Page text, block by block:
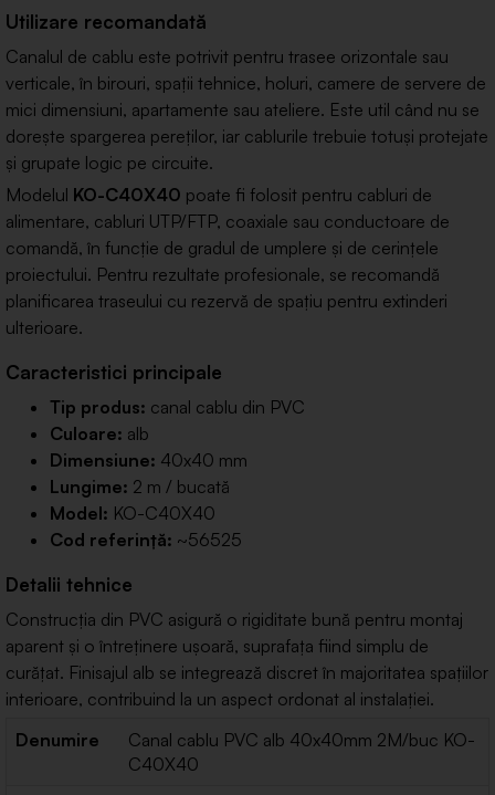
Utilizare recomandată
Canalul de cablu este potrivit pentru trasee orizontale sau
verticale, în birouri, spații tehnice, holuri, camere de servere de
mici dimensiuni, apartamente sau ateliere. Este util când nu se
dorește spargerea pereților, iar cablurile trebuie totuși protejate
și grupate logic pe circuite.
Modelul KO-C40X40 poate fi folosit pentru cabluri de
alimentare, cabluri UTP/FTP, coaxiale sau conductoare de
comandă, în funcție de gradul de umplere și de cerințele
proiectului. Pentru rezultate profesionale, se recomandă
planificarea traseului cu rezervă de spațiu pentru extinderi
ulterioare.
Caracteristici principale
Tip produs: canal cablu din PVC
Culoare: alb
Dimensiune: 40x40 mm
Lungime: 2 m / bucată
Model: KO-C40X40
Cod referință: ~56525
Detalii tehnice
Construcția din PVC asigură o rigiditate bună pentru montaj
aparent și o întreținere ușoară, suprafața fiind simplu de
curățat. Finisajul alb se integrează discret în majoritatea spațiilor
interioare, contribuind la un aspect ordonat al instalației.
Denumire
Canal cablu PVC alb 40x40mm 2M/buc KO-
C40X40